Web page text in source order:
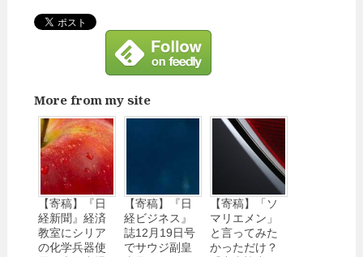
More from my site
【寄稿】『日
経新聞』経済
教室にシリア
の化学兵器使
【寄稿】『日
経ビジネス』
誌12月19日号
でサウジ副皇
【寄稿】「ソ
マリエメン」
と言ってみた
かっただけ？